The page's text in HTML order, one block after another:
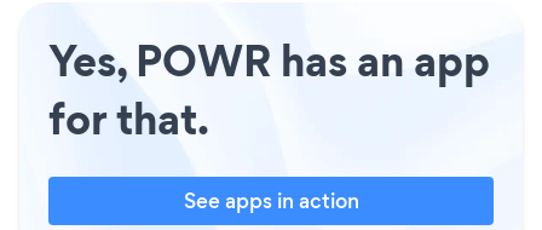
Yes, POWR has an app
for that.
See apps in action